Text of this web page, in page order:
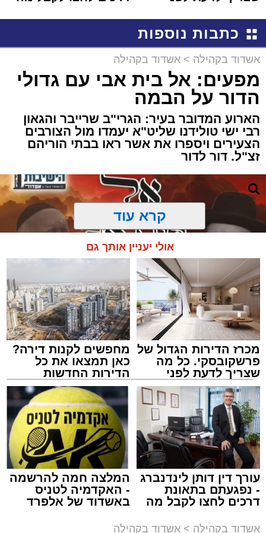
באשדוד
כתבות נוספות
אשדוד בקהילה > אשדוד בקהילה
מפעים: אל בית אבי עם גדולי
הדור על הבמה
הארוע המדובר בעיר: הגרי"ב שרייבר והגאון
רבי ישי טולידנו שליט"א יעמדו מול הצורבים
הצעירים ויספרו את אשר ראו בבתי הוריהם
זצ"ל. דור לדור
מעגלים
מנהל האתר / 20:31 06.08.26
תגים:אשדוד, הגרי"ב שרייבר, מעגלים
ארוע שטרם היה כמותו: בשבוע הבא ביום ג'
קרא עוד
אולי יעניין אותך גם
מכרז הדירות הגדול של
פרשקובסקי. כל מה
שצריך לדעת לפני
שמגישים הצעה לדירה
באשדוד
מחפשים לקנות דירה?
כאן תמצאו את כל
הדירות החדשות
למכירה באשדוד >>>
עורך דין דותן לינדנברג
- נפגעתם בתאונת
דרכים לחצו לקבל מה
המלצה חמה להרשמה
- האקדמיה לטניס
באשדוד של אלפרד
אשדוד בקהילה > אשדוד בקהילה